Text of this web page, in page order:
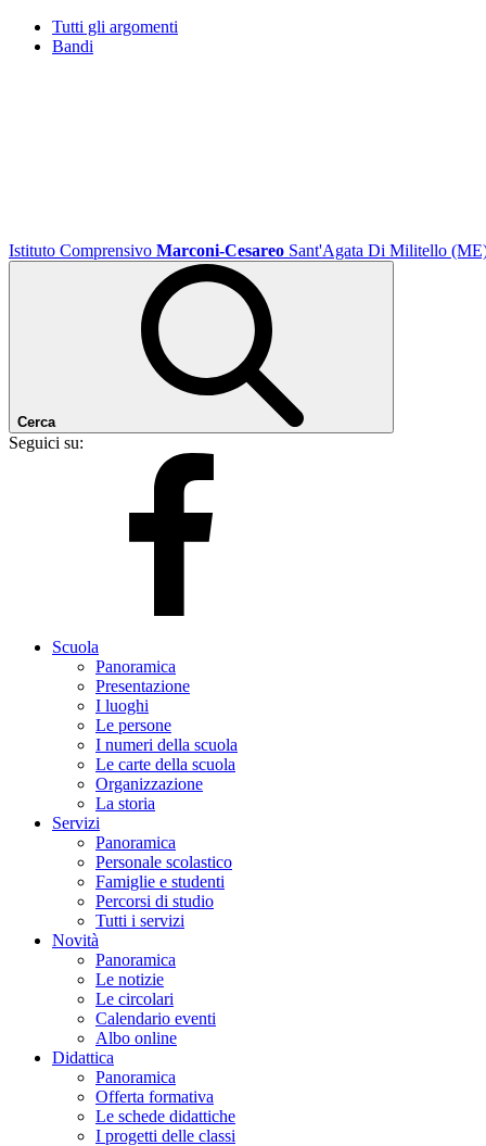
Tutti gli argomenti
Bandi
Istituto Comprensivo Marconi-Cesareo Sant'Agata Di Militello
Cerca
Seguici su:
Scuola
Panoramica
Presentazione
I luoghi
Le persone
I numeri della scuola
Le carte della scuola
Organizzazione
La storia
Servizi
Panoramica
Personale scolastico
Famiglie e studenti
Percorsi di studio
Tutti i servizi
Novità
Panoramica
Le notizie
Le circolari
Calendario eventi
Albo online
Didattica
Panoramica
Offerta formativa
Le schede didattiche
I progetti delle classi